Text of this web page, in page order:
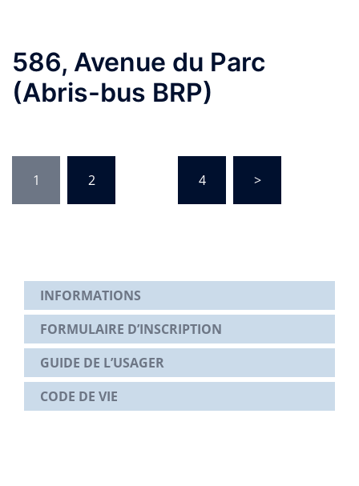
586, Avenue du Parc
(Abris-bus BRP)
des
publications
1 2 4 >
INFORMATIONS
FORMULAIRE D’INSCRIPTION
GUIDE DE L’USAGER
CODE DE VIE